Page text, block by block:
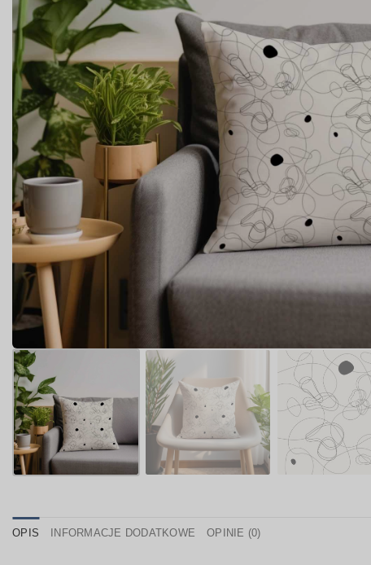
OPIS INFORMACJE DODATKOWE OPINIE (0)